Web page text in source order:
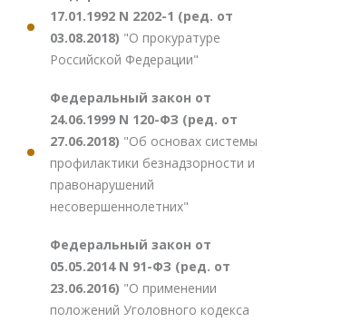
17.01.1992 N 2202-1 (ред. от
03.08.2018) "О прокуратуре
Российской Федерации"
Федеральный закон от
24.06.1999 N 120-ФЗ (ред. от
27.06.2018) "Об основах системы
профилактики безнадзорности и
правонарушений
несовершеннолетних"
Федеральный закон от
05.05.2014 N 91-ФЗ (ред. от
23.06.2016) "О применении
положений Уголовного кодекса